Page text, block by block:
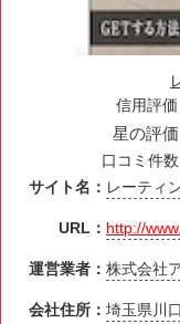
信用評価
星の評価
口コミ件数
サイト名： レーティ
URL： http://
運営業者：株式会社
会社住所：埼玉県川